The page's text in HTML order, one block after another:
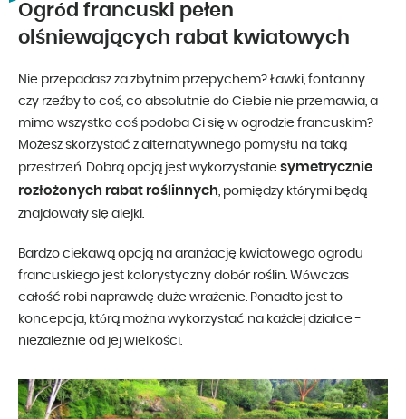
Ogród francuski pełen
olśniewających rabat kwiatowych
Nie przepadasz za zbytnim przepychem? Ławki, fontanny
czy rzeźby to coś, co absolutnie do Ciebie nie przemawia, a
mimo wszystko coś podoba Ci się w ogrodzie francuskim?
Możesz skorzystać z alternatywnego pomysłu na taką
przestrzeń. Dobrą opcją jest wykorzystanie symetrycznie
rozłożonych rabat roślinnych, pomiędzy którymi będą
znajdowały się alejki.
Bardzo ciekawą opcją na aranżację kwiatowego ogrodu
francuskiego jest kolorystyczny dobór roślin. Wówczas
całość robi naprawdę duże wrażenie. Ponadto jest to
koncepcja, którą można wykorzystać na każdej działce -
niezależnie od jej wielkości.